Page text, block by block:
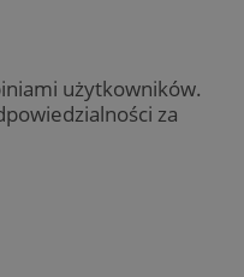
użytkowników.
za